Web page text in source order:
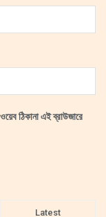
ঠিকানা এই ব্রাউজারে
Latest